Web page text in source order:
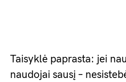
Taisyklė paprasta: jei
naudojai sausį –